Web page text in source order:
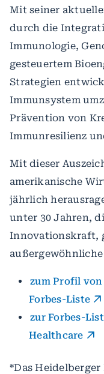
Mit seiner
durch die
Immunologie,
gesteuertem
Strategien
Immunsystem
Prävention von
Immunresilienz
Mit dieser
amerikanische
jährlich
unter 30 Jahren,
Innovationskraft,
zum Profil
Forbes-Liste
zur Forbes-
Healthcare
*Das